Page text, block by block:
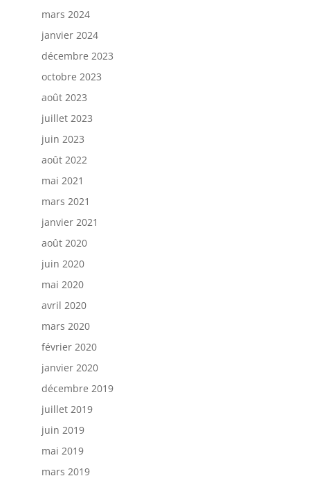
mars 2024
janvier 2024
décembre 2023
octobre 2023
août 2023
juillet 2023
juin 2023
août 2022
mai 2021
mars 2021
janvier 2021
août 2020
juin 2020
mai 2020
avril 2020
mars 2020
février 2020
janvier 2020
décembre 2019
juillet 2019
juin 2019
mai 2019
mars 2019